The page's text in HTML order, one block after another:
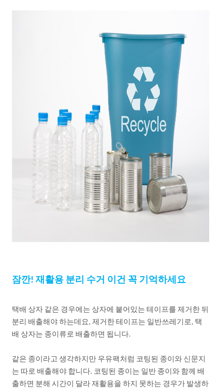
잠깐! 재활용 분리 수거 이건 꼭 기억하세요
택배 상자 같은 경우에는 상자에 붙어있는 테이프를 제거한 뒤
분리 배출해야하는데요 , 제거한테이프는 일반쓰레기로 , 택
배 상자는 종이류로 배출하면 됩니다.
같은 종이라고 생각하지만 우유팩처럼 코팅된 종이와 신문지
는 따로 배출해야 합니다. 코팅된 종이는 일반 종이와 함께 배
출하면 분해 시간이 달라재활용을 하지 못하는 경우가 발생하